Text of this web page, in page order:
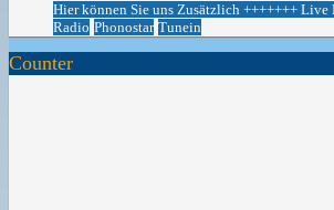
Hier können Sie uns Zusätzlich +++++++ Live
Radio Phonostar Tunein
Counter